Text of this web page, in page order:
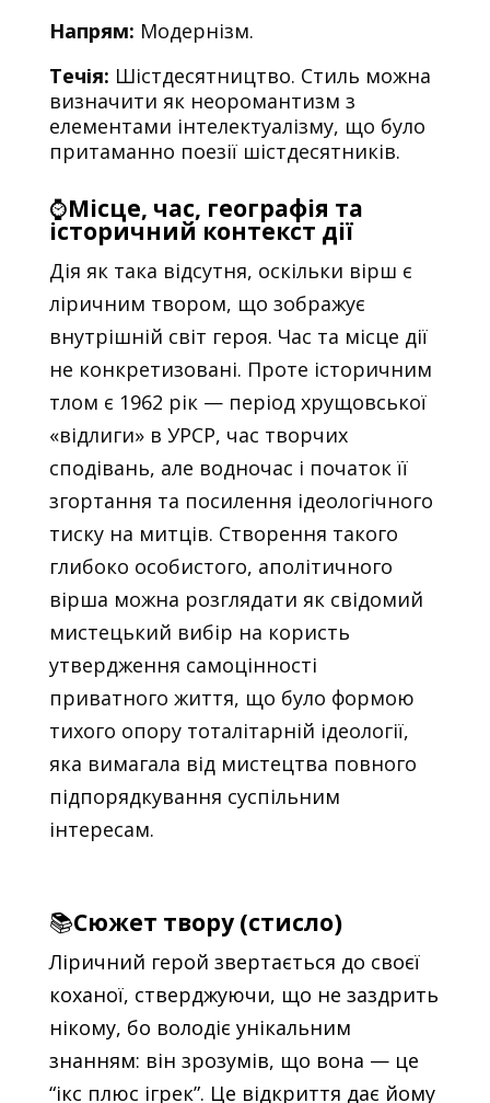
Напрям: Модернізм.
Течія: Шістдесятництво. Стиль можна
визначити як неоромантизм з
елементами інтелектуалізму, що було
притаманно поезії шістдесятників.
⌚Місце, час, географія та
історичний контекст дії
Дія як така відсутня, оскільки вірш є
ліричним твором, що зображує
внутрішній світ героя. Час та місце дії
не конкретизовані. Проте історичним
тлом є 1962 рік — період хрущовської
«відлиги» в УРСР, час творчих
сподівань, але водночас і початок її
згортання та посилення ідеологічного
тиску на митців. Створення такого
глибоко особистого, аполітичного
вірша можна розглядати як свідомий
мистецький вибір на користь
утвердження самоцінності
приватного життя, що було формою
тихого опору тоталітарній ідеології,
яка вимагала від мистецтва повного
підпорядкування суспільним
інтересам.
📚Сюжет твору (стисло)
Ліричний герой звертається до своєї
коханої, стверджуючи, що не заздрить
нікому, бо володіє унікальним
знанням: він зрозумів, що вона — це
“ікс плюс ігрек”. Це відкриття дає йому